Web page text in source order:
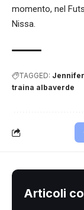
momento, nel
Nissa.
TAGGED:
traina albaverde
Articoli